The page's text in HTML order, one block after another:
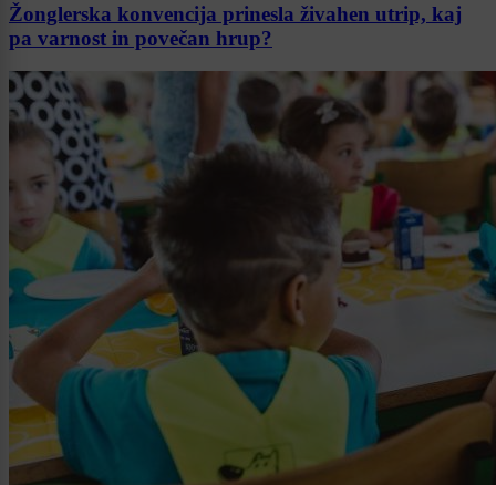
Žonglerska konvencija prinesla živahen utrip, kaj
pa varnost in povečan hrup?